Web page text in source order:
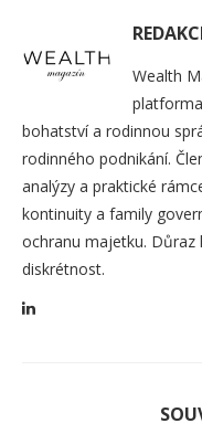
Wealth
bohatství a rodinnou
rodinného podnikání.
analýzy a praktické
kontinuity a family
ochranu majetku.
diskrétnost.